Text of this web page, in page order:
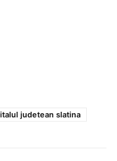
judetean slatina